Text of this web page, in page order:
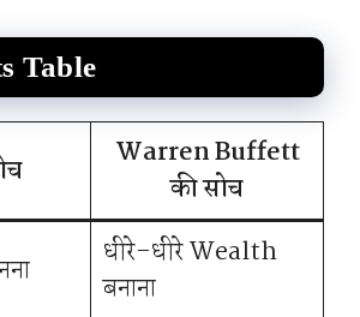
Table
Warren Buffett
की सोच
धीरे-धीरे Wealth
बनाना